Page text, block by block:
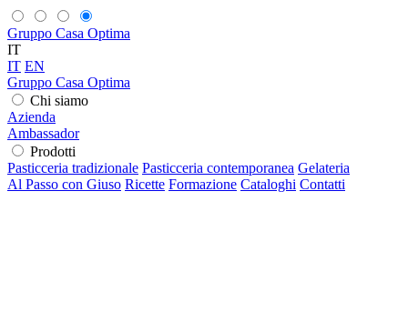
Gruppo Casa Optima
IT
IT EN
Gruppo Casa Optima
Chi siamo
Azienda
Ambassador
Prodotti
Pasticceria tradizionale Pasticceria contemporanea Gelateria
Al Passo con Giuso Ricette Formazione Cataloghi Contatti